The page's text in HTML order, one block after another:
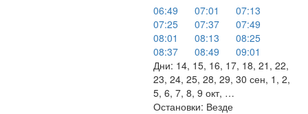
06:49
07:01
07:13
07:25
07:37
07:49
08:01
08:13
08:25
08:37
08:49
09:01
Дни: 14, 15, 16, 17, 18, 21, 22,
23, 24, 25, 28, 29, 30 сен, 1, 2,
5, 6, 7, 8, 9 окт, …
Остановки: Везде